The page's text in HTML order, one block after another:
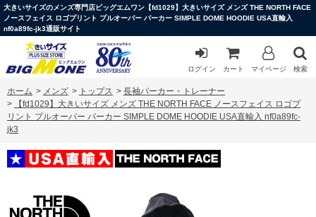
大きいサイズのメンズ専門店ビッグエムワン【fd1029】大きいサイズ メンズ THE NORTH FACE
ノースフェイス ロゴプリント プルオーバー パーカー SIMPLE DOME HOODIE USA直輸入
nf0a89fc-jk3通販サイト
ログイン カート マイページ 検索
ホーム > メンズ > トップス > 長袖パーカー・トレーナー
>
【fd1029】大きいサイズ メンズ THE NORTH FACE ノースフェイス ロゴプ
リント プルオーバー パーカー SIMPLE DOME HOODIE USA直輸入 nf0a89fc-
jk3